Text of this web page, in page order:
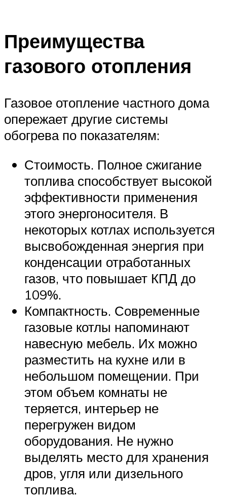
Преимущества
газового отопления
Газовое отопление частного дома
опережает другие системы
обогрева по показателям:
Стоимость. Полное сжигание
топлива способствует высокой
эффективности применения
этого энергоносителя. В
некоторых котлах используется
высвобожденная энергия при
конденсации отработанных
газов, что повышает КПД до
109%.
Компактность. Современные
газовые котлы напоминают
навесную мебель. Их можно
разместить на кухне или в
небольшом помещении. При
этом объем комнаты не
теряется, интерьер не
перегружен видом
оборудования. Не нужно
выделять место для хранения
дров, угля или дизельного
топлива.